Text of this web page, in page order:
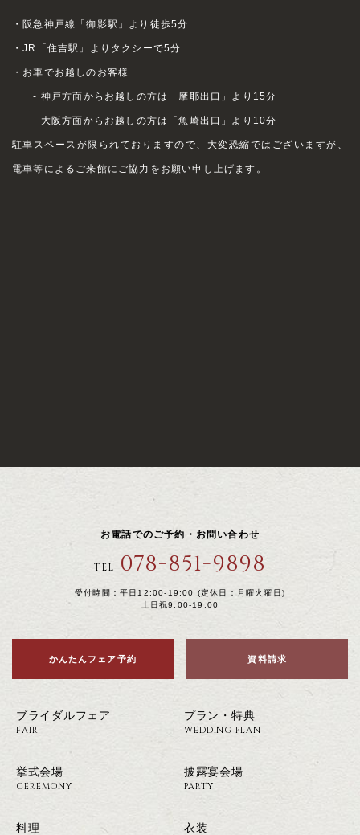
・阪急神戸線「御影駅」より徒歩5分
・JR「住吉駅」よりタクシーで5分
・お車でお越しのお客様
- 神戸方面からお越しの方は「摩耶出口」より15分
- 大阪方面からお越しの方は「魚崎出口」より10分
駐車スペースが限られておりますので、大変恐縮ではございますが、
電車等によるご来館にご協力をお願い申し上げます。
お電話でのご予約・お問い合わせ
TEL 078-851-9898
受付時間：平日12:00-19:00 (定休日：月曜火曜日)
土日祝9:00-19:00
かんたんフェア予約 資料請求
ブライダルフェア
FAIR
プラン・特典
WEDDING PLAN
挙式会場
CEREMONY
披露宴会場
PARTY
料理 衣装